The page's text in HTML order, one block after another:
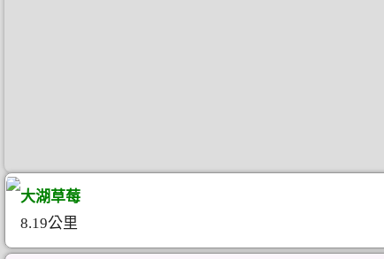
大湖草莓
8.19公里